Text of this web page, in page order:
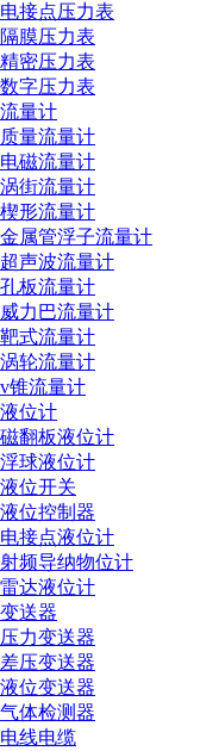
电接点压力表
隔膜压力表
精密压力表
数字压力表
流量计
质量流量计
电磁流量计
涡街流量计
楔形流量计
金属管浮子流量计
超声波流量计
孔板流量计
威力巴流量计
靶式流量计
涡轮流量计
v锥流量计
液位计
磁翻板液位计
浮球液位计
液位开关
液位控制器
电接点液位计
射频导纳物位计
雷达液位计
变送器
压力变送器
差压变送器
液位变送器
气体检测器
电线电缆